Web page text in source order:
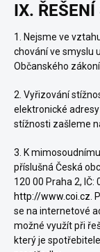
IX.
1. Nejsme ve
chování ve smyslu
Občanského
2. Vyřizování
elektronické
stížnosti zašleme
3. K
příslušná Česká
120 00 Praha 2,
http://www.coi.cz
se na internetové
možné využít při
který je